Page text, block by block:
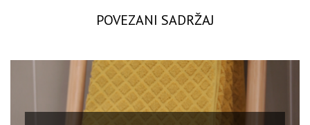
POVEZANI SADRŽAJ